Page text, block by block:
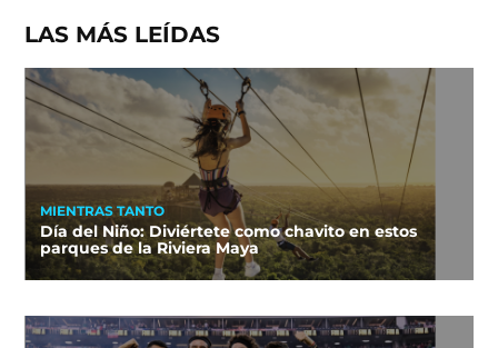
LAS MÁS LEÍDAS
MIENTRAS TANTO
Día del Niño: Diviértete como chavito en estos
parques de la Riviera Maya